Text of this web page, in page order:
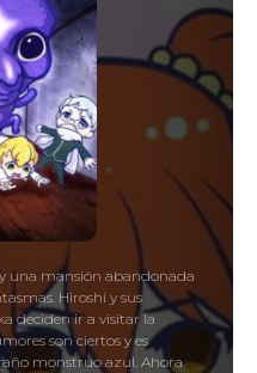
una mansión abandonada
Hiroshi y sus
deciden ir a visitar la
son ciertos y es
monstruo azul. Ahora